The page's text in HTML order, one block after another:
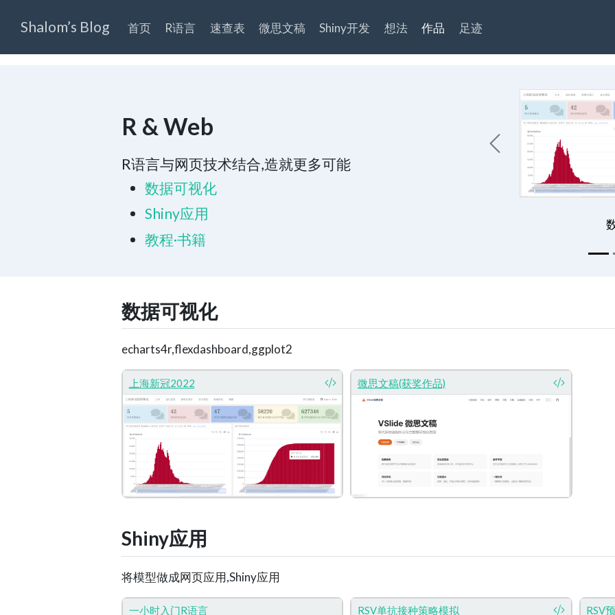
Shalom’s Blog 首页 R语言 速查表 微思文稿 Shiny开发 想法 作品 足迹
R & Web
R语言与网页技术结合,造就更多可能
数据可视化
Shiny应用
教程·书籍
Prevoius
数据可视化
echarts4r,flexdashboard,ggplot2
上海新冠2022 微思文稿(获奖作品)
Shiny应用
将模型做成网页应用,Shiny应用
一小时入门R语言 RSV单抗接种策略模拟 RSV